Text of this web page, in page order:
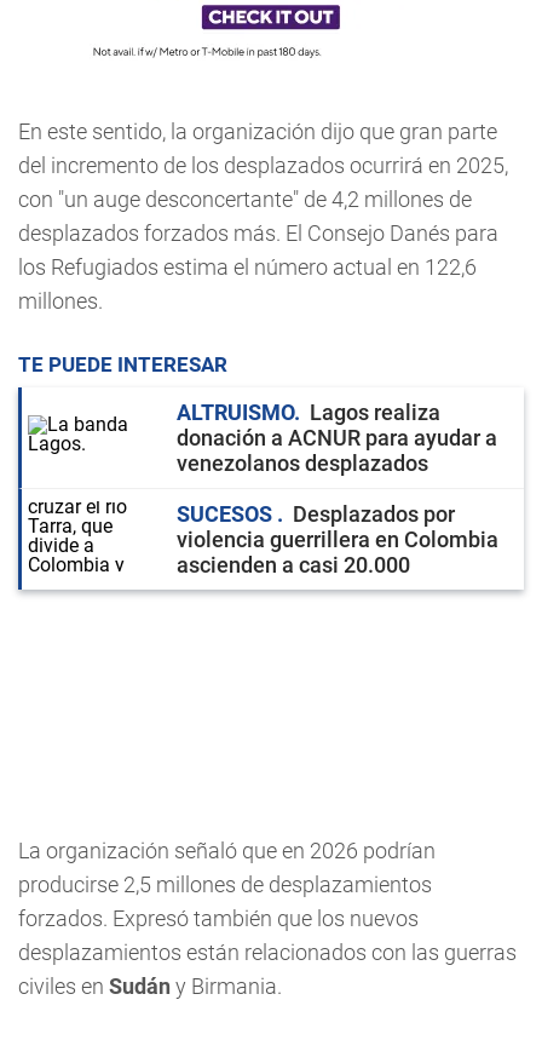
En este sentido, la organización dijo que gran parte
del incremento de los desplazados ocurrirá en 2025,
con "un auge desconcertante" de 4,2 millones de
desplazados forzados más. El Consejo Danés para
los Refugiados estima el número actual en 122,6
millones.
TE PUEDE INTERESAR
ALTRUISMO
Lagos realiza
donación a ACNUR para ayudar a
venezolanos desplazados
SUCESOS
Desplazados por
violencia guerrillera en Colombia
ascienden a casi 20.000
La organización señaló que en 2026 podrían
producirse 2,5 millones de desplazamientos
forzados. Expresó también que los nuevos
desplazamientos están relacionados con las guerras
civiles en Sudán y Birmania.